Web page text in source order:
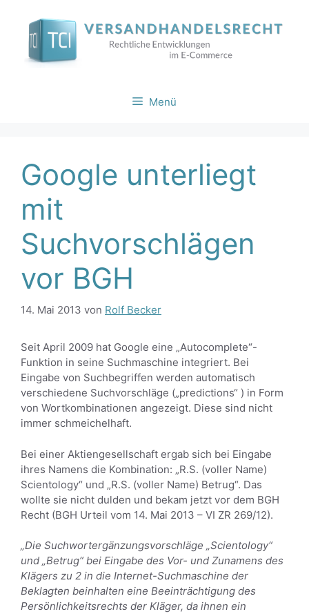
springen
Menü
Google unterliegt
mit
Suchvorschlägen
vor BGH
14. Mai 2013 von Rolf Becker
Seit April 2009 hat Google eine „Autocomplete“-
Funktion in seine Suchmaschine integriert. Bei
Eingabe von Suchbegriffen werden automatisch
verschiedene Suchvorschläge („predictions“ ) in Form
von Wortkombinationen angezeigt. Diese sind nicht
immer schmeichelhaft.
Bei einer Aktiengesellschaft ergab sich bei Eingabe
ihres Namens die Kombination: „R.S. (voller Name)
Scientology“ und „R.S. (voller Name) Betrug“. Das
wollte sie nicht dulden und bekam jetzt vor dem BGH
Recht (BGH Urteil vom 14. Mai 2013 – VI ZR 269/12).
„Die Suchwortergänzungsvorschläge „Scientology“
und „Betrug“ bei Eingabe des Vor- und Zunamens des
Klägers zu 2 in die Internet-Suchmaschine der
Beklagten beinhalten eine Beeinträchtigung des
Persönlichkeitsrechts der Kläger, da ihnen ein